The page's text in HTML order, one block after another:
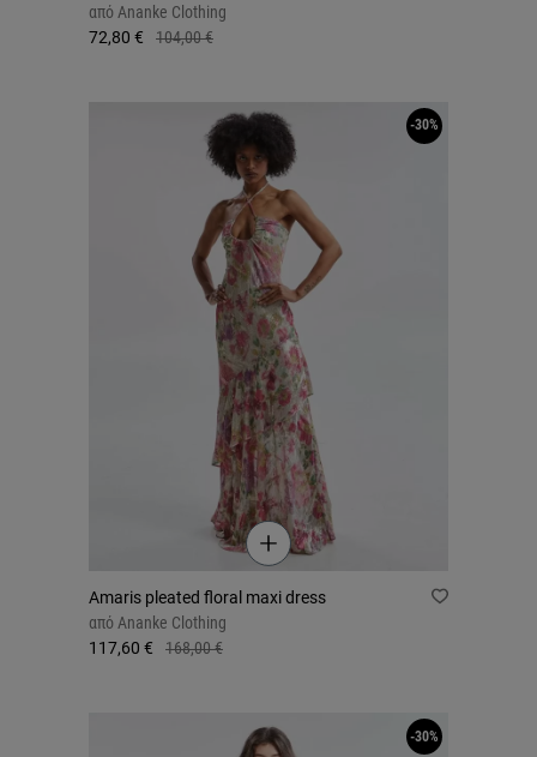
από Ananke Clothing
72,80 €
104,00 €
Amaris pleated floral maxi dress
από Ananke Clothing
117,60 €
168,00 €
-30%
-30%